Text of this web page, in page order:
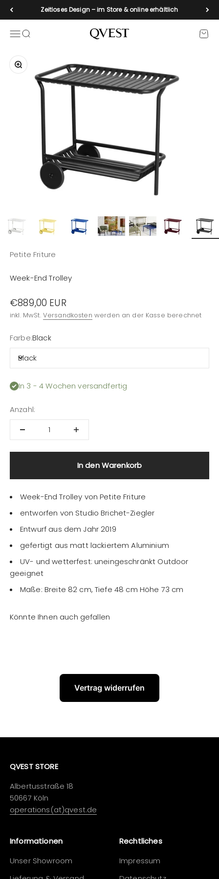
Zum Inhalt springenZeitloses Design – im Store & online erhältlich
Navigationsmenü öffnen
Suche öffnen qvest-de
Bild vergrößern
Petite Friture
Week-End Trolley
Angebot
€889,00 EUR
inkl. MwSt. Versandkosten werden an der Kasse berechnet
Farbe:Black
Black
In 3 - 4 Wochen versandfertig
Anzahl:
In den Warenkorb
Week-End Trolley von Petite Friture
entworfen von Studio Brichet-Ziegler
Entwurf aus dem Jahr 2019
gefertigt aus matt lackiertem Aluminium
UV- und wetterfest: uneingeschränkt Outdoor
geeignet
Maße: Breite 82 cm, Tiefe 48 cm Höhe 73 cm
Vertrag widerrufen
QVEST STORE
Albertusstraße 18
50667 Köln
operations(at)qvest.de
Informationen
Unser Showroom
Rechtliches
Impressum